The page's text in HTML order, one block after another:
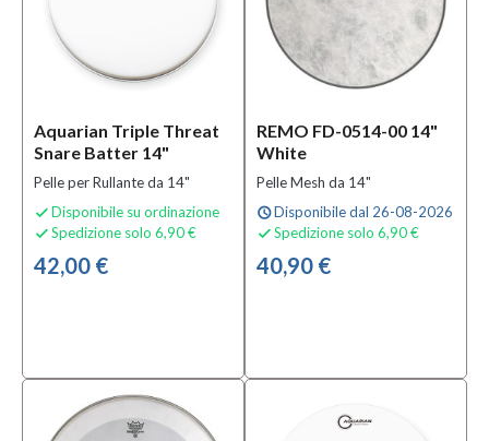
Aquarian Triple Threat
Snare Batter 14"
Pelle per Rullante da 14"
 Disponibile su ordinazione
 Spedizione solo 6,90 €
42,00 €
REMO FD-0514-00 14"
White
Pelle Mesh da 14"
scheduleDisponibile dal 26-08-2026
 Spedizione solo 6,90 €
40,90 €